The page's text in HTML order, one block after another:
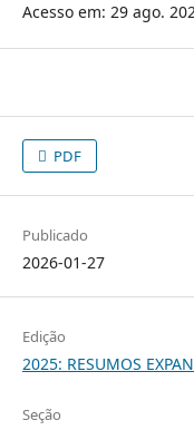
Acesso em: 29 ago.
PDF
Publicado
2026-01-27
Edição
2025: RESUMOS
Seção